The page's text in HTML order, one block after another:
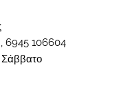
6945 106604
Σάββατο